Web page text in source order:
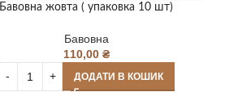
Бавовна жовта ( упаковка 10 шт)
Бавовна
110,00 ₴
ДОДАТИ В КОШИК